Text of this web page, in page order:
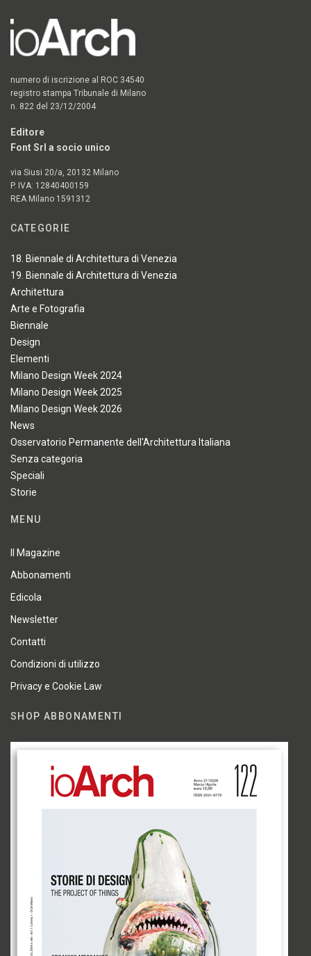
numero di iscrizione al ROC 34540
registro stampa Tribunale di Milano
n. 822 del 23/12/2004
Editore
Font Srl a socio unico
via Siusi 20/a, 20132 Milano
P. IVA: 12840400159
REA Milano 1591312
CATEGORIE
18. Biennale di Architettura di Venezia
19. Biennale di Architettura di Venezia
Architettura
Arte e Fotografia
Biennale
Design
Elementi
Milano Design Week 2024
Milano Design Week 2025
Milano Design Week 2026
News
Osservatorio Permanente dell'Architettura Italiana
Senza categoria
Speciali
Storie
MENU
Il Magazine
Abbonamenti
Edicola
Newsletter
Contatti
Condizioni di utilizzo
Privacy e Cookie Law
SHOP ABBONAMENTI